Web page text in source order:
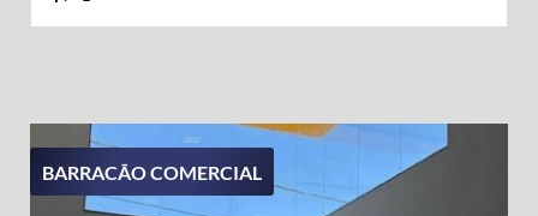
BARRACÃO COMERCIAL